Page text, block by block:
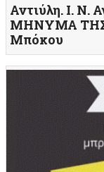
Αντιύλη. Ι. Ν.
ΜΗΝΥΜΑ ΤΗΣ
Μπόκου